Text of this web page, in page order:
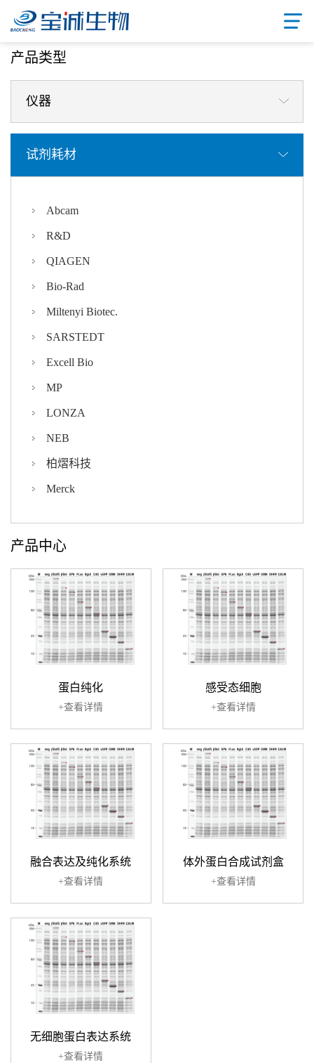
首页/ 产品中心
产品类型
仪器
试剂耗材
Abcam
R&D
QIAGEN
Bio-Rad
Miltenyi Biotec.
SARSTEDT
Excell Bio
MP
LONZA
NEB
柏熠科技
Merck
产品中心
蛋白纯化
+查看详情
感受态细胞
+查看详情
融合表达及纯化系统
+查看详情
体外蛋白合成试剂盒
+查看详情
无细胞蛋白表达系统
+查看详情